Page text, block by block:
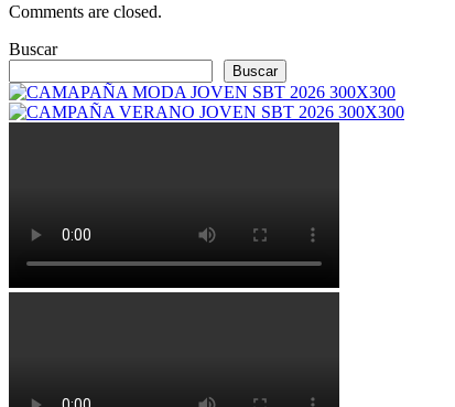
Comments are closed.
Buscar
Buscar